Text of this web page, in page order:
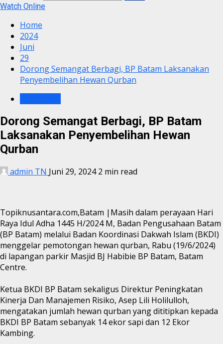
Watch Online
Home
2024
Juni
29
Dorong Semangat Berbagi, BP Batam Laksanakan
Penyembelihan Hewan Qurban
Dorong Semangat Berbagi, BP Batam
Laksanakan Penyembelihan Hewan
Qurban
admin TN Juni 29, 20242 min read
Topiknusantara.com,Batam |Masih dalam perayaan Hari
Raya Idul Adha 1445 H/2024 M, Badan Pengusahaan Batam
(BP Batam) melalui Badan Koordinasi Dakwah Islam (BKDI)
menggelar pemotongan hewan qurban, Rabu (19/6/2024)
di lapangan parkir Masjid BJ Habibie BP Batam, Batam
Centre.
Ketua BKDI BP Batam sekaligus Direktur Peningkatan
Kinerja Dan Manajemen Risiko, Asep Lili Holilulloh,
mengatakan jumlah hewan qurban yang dititipkan kepada
BKDI BP Batam sebanyak 14 ekor sapi dan 12 Ekor
Kambing.